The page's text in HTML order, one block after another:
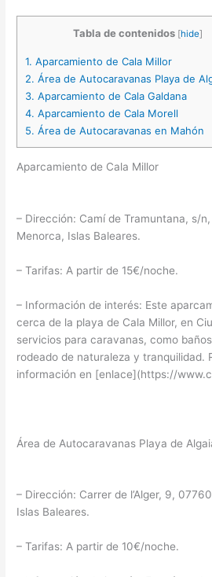
Tabla de contenidos [hide]
1. Aparcamiento de Cala Millor
2. Área de Autocaravanas Playa de
3. Aparcamiento de Cala Galdana
4. Aparcamiento de Cala Morell
5. Área de Autocaravanas en Mahón
Aparcamiento de Cala Millor
– Dirección: Camí de Tramuntana, s/
Menorca, Islas Baleares.
– Tarifas: A partir de 15€/noche.
– Información de interés: Este
cerca de la playa de Cala Millor, en
servicios para caravanas, como
rodeado de naturaleza y tranquilidad.
información en [enlace](https://
Área de Autocaravanas Playa de
– Dirección: Carrer de l’Alger, 9,
Islas Baleares.
– Tarifas: A partir de 10€/noche.